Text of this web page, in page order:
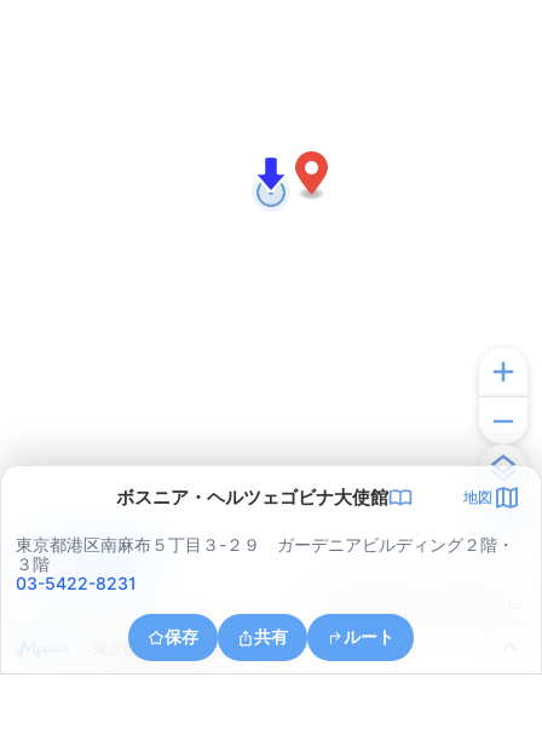
ボスニア・ヘルツェゴビナ大使館 地図
東京都港区南麻布５丁目３-２９ ガーデニアビルディング２階・
３階
03-5422-8231
保存 共有 ルート
東京都渋谷区広尾４丁目１
アプリで見る